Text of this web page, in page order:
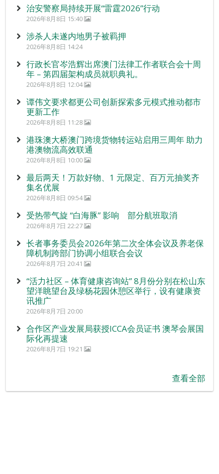
治安警察局持续开展“雷霆2026”行动
2026年8月8日 15:40
涉杀人未遂内地男子被羁押
2026年8月8日 14:24
行政长官岑浩辉出席澳门法律工作者联合会十周
年 – 第四届架构成员就职典礼。
2026年8月8日 12:04
谭伟文要求都更公司创新探索多元模式推动都市
更新工作
2026年8月8日 11:28
港珠澳大桥澳门跨境货物转运站启用三周年 助力
港澳物流高效联通
2026年8月8日 10:00
最后两天！万款好物、1 元限定、百万元抽奖齐
集名优展
2026年8月8日 09:54
受热带气旋 “白海豚” 影响 部分航班取消
2026年8月7日 22:27
长者事务委员会2026年第二次全体会议及养老保
障机制跨部门协调小组联合会议
2026年8月7日 20:41
“活力社区 – 体育健康咨询站” 8月份分别在松山东
望洋眺望台及绿杨花园休憩区举行，设有健康资
讯推广
2026年8月7日 20:00
合作区产业发展局获授ICCA会员证书 澳琴会展国
际化再提速
2026年8月7日 19:21
查看全部